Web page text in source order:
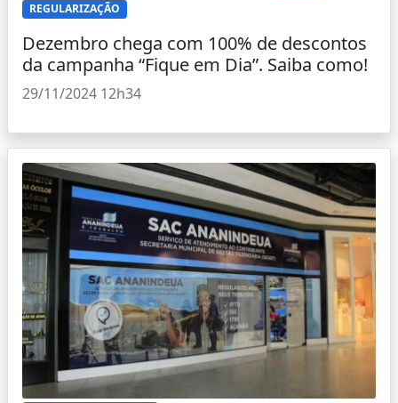
REGULARIZAÇÃO
Dezembro chega com 100% de descontos
da campanha “Fique em Dia”. Saiba como!
29/11/2024 12h34